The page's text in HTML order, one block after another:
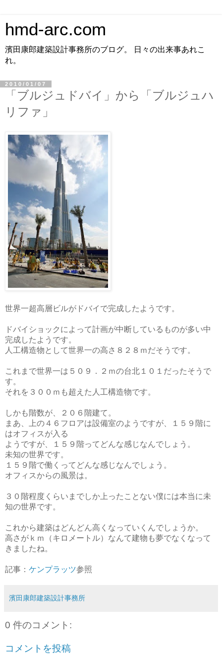
hmd-arc.com
濱田康郎建築設計事務所のブログ。 日々の出来事あれこ
れ。
2010/01/07
「ブルジュドバイ」から「ブルジュハ
リファ」
世界一超高層ビルがドバイで完成したようです。
ドバイショックによって計画が中断しているものが多い中
完成したようです。
人工構造物として世界一の高さ８２８ｍだそうです。
これまで世界一は５０９．２ｍの台北１０１だったそうで
す。
それを３００ｍも超えた人工構造物です。
しかも階数が、２０６階建て。
まあ、上の４６フロアは設備室のようですが、１５９階に
はオフィスが入る
ようですが、１５９階ってどんな感じなんでしょう。
未知の世界です。
１５９階で働くってどんな感じなんでしょう。
オフィスからの風景は。
３０階程度くらいまでしか上ったことない僕には本当に未
知の世界です。
これから建築はどんどん高くなっていくんでしょうか。
高さがｋｍ（キロメートル）なんて建物も夢でなくなって
きましたね。
記事： ケンプラッツ参照
濱田康郎建築設計事務所
0 件のコメント:
コメントを投稿